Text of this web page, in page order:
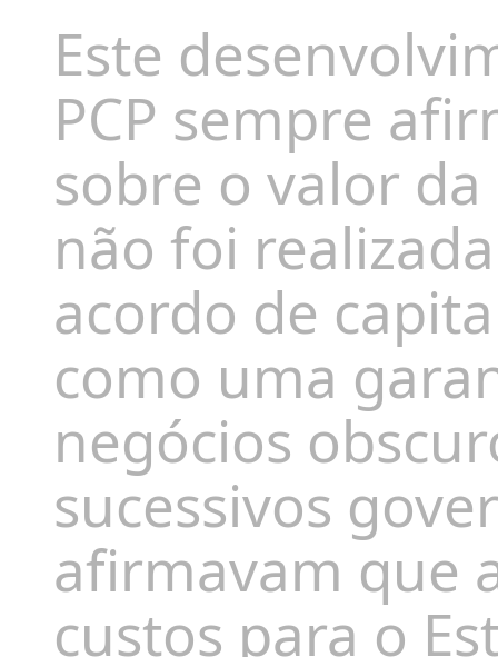
Este
PCP sempre
sobre o valor
não foi
acordo de
como uma
negócios
sucessivos
afirmavam que
custos para o